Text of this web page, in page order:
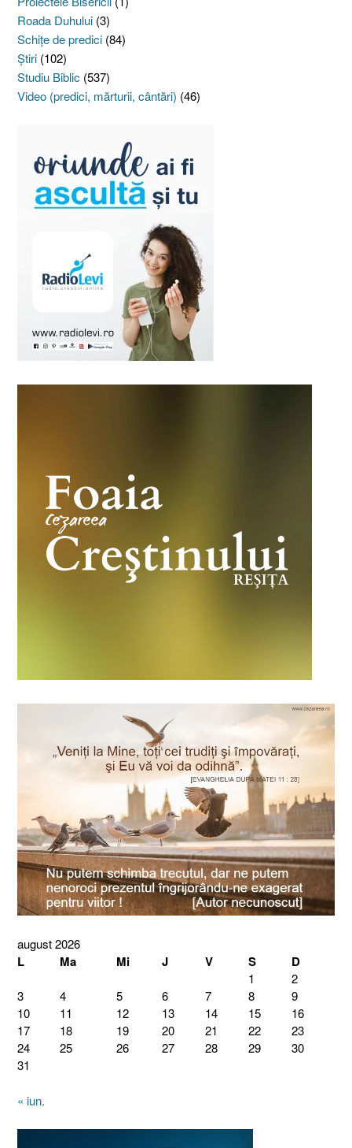
Roada Duhului (3)
Schiţe de predici (84)
Ştiri (102)
Studiu Biblic (537)
Video (predici, mărturii, cântări) (46)
august 2026
L Ma Mi J V S D
1
2
3
4 5 6 7 8
9
10
11 12 13 14 15
16
17
18 19 20 21 22
23
24
25 26 27 28 29
30
31
« iun.